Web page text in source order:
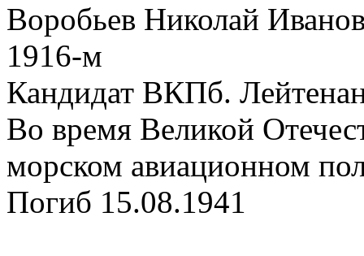
Воробьев Николай
1916-м
Кандидат ВКПб.
Во время Великой
морском авиационном
Погиб 15.08.1941